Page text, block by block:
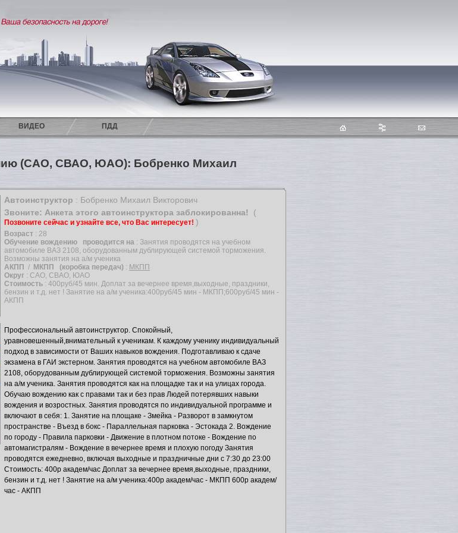
ВИДЕО ПДД
(САО, СВАО, ЮАО): Бобренко Михаил
Автоинструктор : Бобренко Михаил Викторович
Звоните: Анкета этого автоинструктора заблокированна!
(
Позвоните сейчас и узнайте все, что Вас интересует! )
Возраст : 28
Обучение вождению
проводится на : Занятия проводятся на учебном
автомобиле ВАЗ 2108, оборудованным дублирующей системой торможения.
Возможны занятия на а/м ученика
АКПП
/ МКПП (коробка передач) : МКПП
Округ : САО, СВАО, ЮАО
Стоимость : 400руб/45 мин. Доплат за вечернее время,выходные, праздники,
бензин и т.д. нет ! Занятие на а/м ученика:400руб/45 мин - МКПП;600руб/45 мин -
АКПП
Профессиональный автоинструктор. Спокойный,
уравновешенный,внимательный к ученикам. К каждому ученику индивидуальный
подход в зависимости от Ваших навыков вождения. Подготавливаю к сдаче
экзамена в ГАИ экстерном. Занятия проводятся на учебном автомобиле ВАЗ
2108, оборудованным дублирующей системой торможения. Возможны занятия
на а/м ученика. Занятия проводятся как на площадке так и на улицах города.
Обучаю вождению как с правами так и без прав Людей потерявших навыки
вождения и возростных. Занятия проводятся по индивидуальной программе и
включают в себя: 1. Занятие на площаке - Змейка - Разворот в замкнутом
пространстве - Въезд в бокс - Параллельная парковка - Эстокада 2. Вождение
по городу - Правила парковки - Движение в плотном потоке - Вождение по
автомагистралям - Вождение в вечернее время и плохую погоду Занятия
проводятся ежедневно, включая выходные и праздничные дни с 7:30 до 23:00
Стоимость: 400р академ/час Доплат за вечернее время,выходные, праздники,
бензин и т.д. нет ! Занятие на а/м ученика:400р академ/час - МКПП 600р академ/
час - АКПП